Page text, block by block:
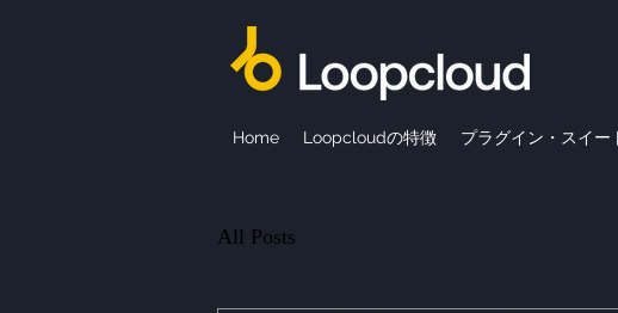
Home Loopcloudの特徴 プラグイン・スイー
All Posts